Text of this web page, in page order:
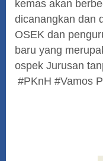
kemas akan
dicanangkan dan
OSEK dan
baru yang
ospek Jurusan
#PKnH #Vamos